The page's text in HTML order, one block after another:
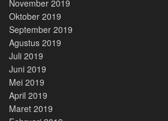
November 2019
Oktober 2019
September 2019
Agustus 2019
Juli 2019
Juni 2019
Mei 2019
April 2019
Maret 2019